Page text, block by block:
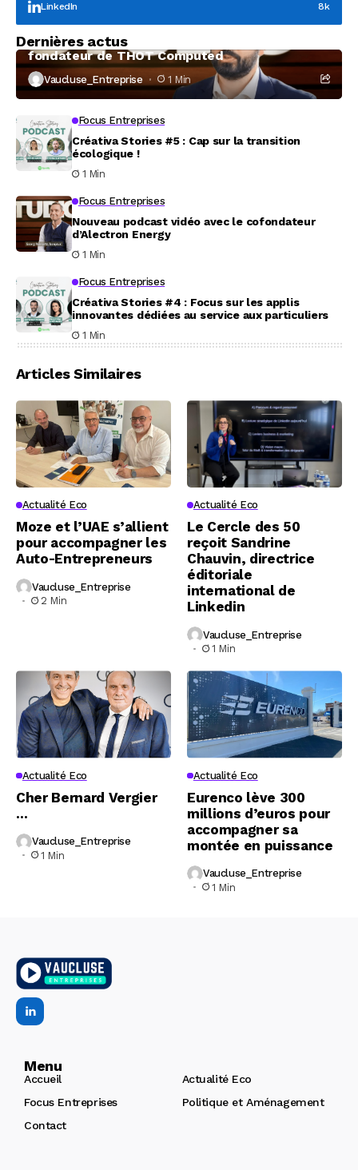
LinkedIn 8k
Dernières actus
À la rencontre de Christophe Coeffier, dirigeant
fondateur de THOT Computed
Vaucluse_Entreprise 1 Min
Focus Entreprises
Créativa Stories #5 : Cap sur la transition
écologique !
1 Min
Focus Entreprises
Nouveau podcast vidéo avec le cofondateur
d’Alectron Energy
1 Min
Focus Entreprises
Créativa Stories #4 : Focus sur les applis
innovantes dédiées au service aux particuliers
1 Min
Articles Similaires
Actualité Eco
Moze et l’UAE s’allient
pour accompagner les
Auto-Entrepreneurs
Vaucluse_Entreprise
2 Min
Actualité Eco
Le Cercle des 50
reçoit Sandrine
Chauvin, directrice
éditoriale
international de
Linkedin
Vaucluse_Entreprise
1 Min
Actualité Eco
Cher Bernard Vergier
…
Vaucluse_Entreprise
1 Min
Actualité Eco
Eurenco lève 300
millions d’euros pour
accompagner sa
montée en puissance
Vaucluse_Entreprise
1 Min
Menu
Accueil
Actualité Eco
Focus Entreprises
Politique et Aménagement
Contact